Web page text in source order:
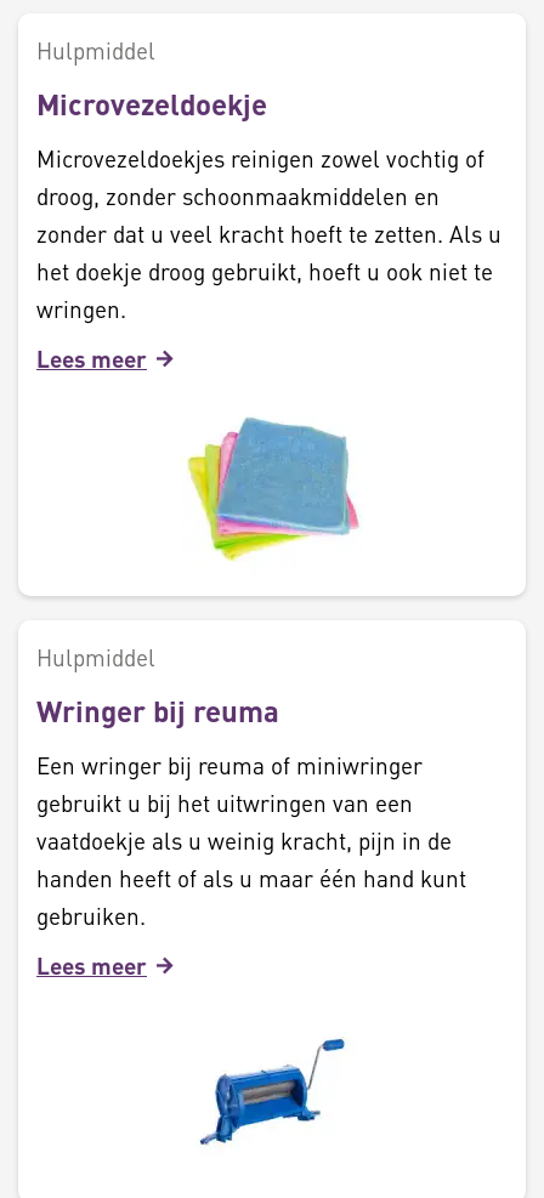
Hulpmiddel
Microvezeldoekje
Microvezeldoekjes reinigen zowel vochtig of
droog, zonder schoonmaakmiddelen en
zonder dat u veel kracht hoeft te zetten. Als u
het doekje droog gebruikt, hoeft u ook niet te
wringen.
Lees meer
Hulpmiddel
Wringer bij reuma
Een wringer bij reuma of miniwringer
gebruikt u bij het uitwringen van een
vaatdoekje als u weinig kracht, pijn in de
handen heeft of als u maar één hand kunt
gebruiken.
Lees meer